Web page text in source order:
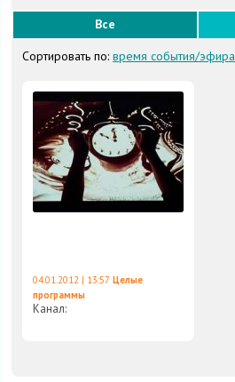
Все
Сортировать по: время события/эфира
04.01.2012 | 13:57 Целые
программы
Канал: